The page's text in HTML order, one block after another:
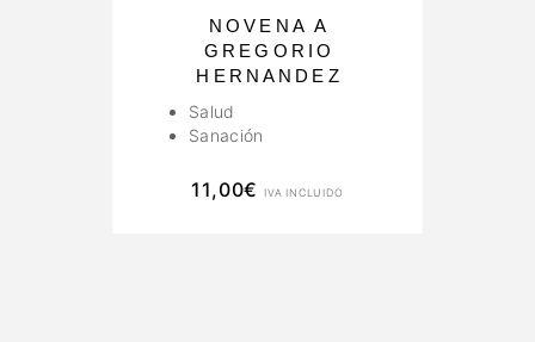
NOVENA A
GREGORIO
HERNANDEZ
Salud
Sanación
11,00€ IVA INCLUIDO